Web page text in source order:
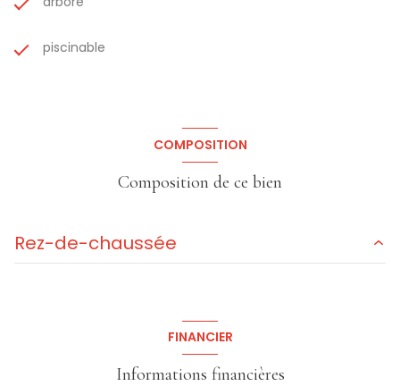
piscinable
COMPOSITION
Composition de ce bien
Rez-de-chaussée
FINANCIER
Informations financières